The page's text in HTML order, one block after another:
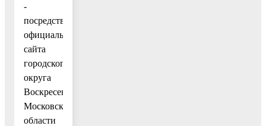
-
посредством
официального
сайта
городского
округа
Воскресенск
Московской
области